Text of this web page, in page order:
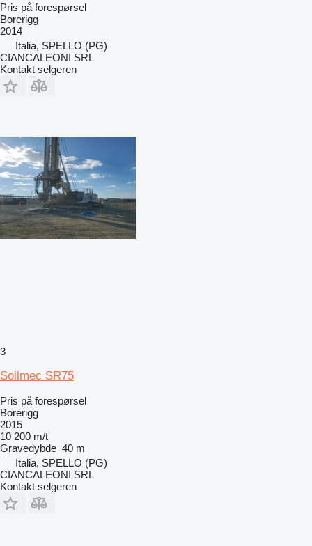
Pris på forespørsel
Borerigg
2014
Italia, SPELLO (PG)
CIANCALEONI SRL
Kontakt selgeren
3
Soilmec SR75
Pris på forespørsel
Borerigg
2015
10 200 m/t
Gravedybde 40 m
Italia, SPELLO (PG)
CIANCALEONI SRL
Kontakt selgeren